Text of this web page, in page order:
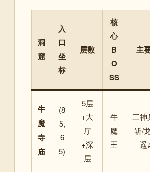
洞
窟
入
口
坐
标
层数
核
心
B
O
SS
主
牛
魔
寺
庙
(8
5,
6
5)
5层
+大
厅
+深
层
牛
魔
王
三神
斩/
遥